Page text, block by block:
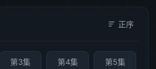
正序
第3集 第4集 第5集